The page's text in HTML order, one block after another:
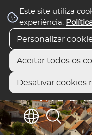
Este site utiliza
experiência.
Personalizar
Aceitar todos os
Desativar cookies